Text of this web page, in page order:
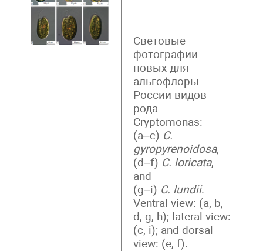
Световые
фотографии
новых для
альгофлоры
России видов
рода
Cryptomonas:
(a–c) C.
gyropyrenoidosa,
(d–f) C. loricata,
and
(g–i) C. lundii.
Ventral view: (a, b,
d, g, h); lateral view:
(c, i); and dorsal
view: (e, f).